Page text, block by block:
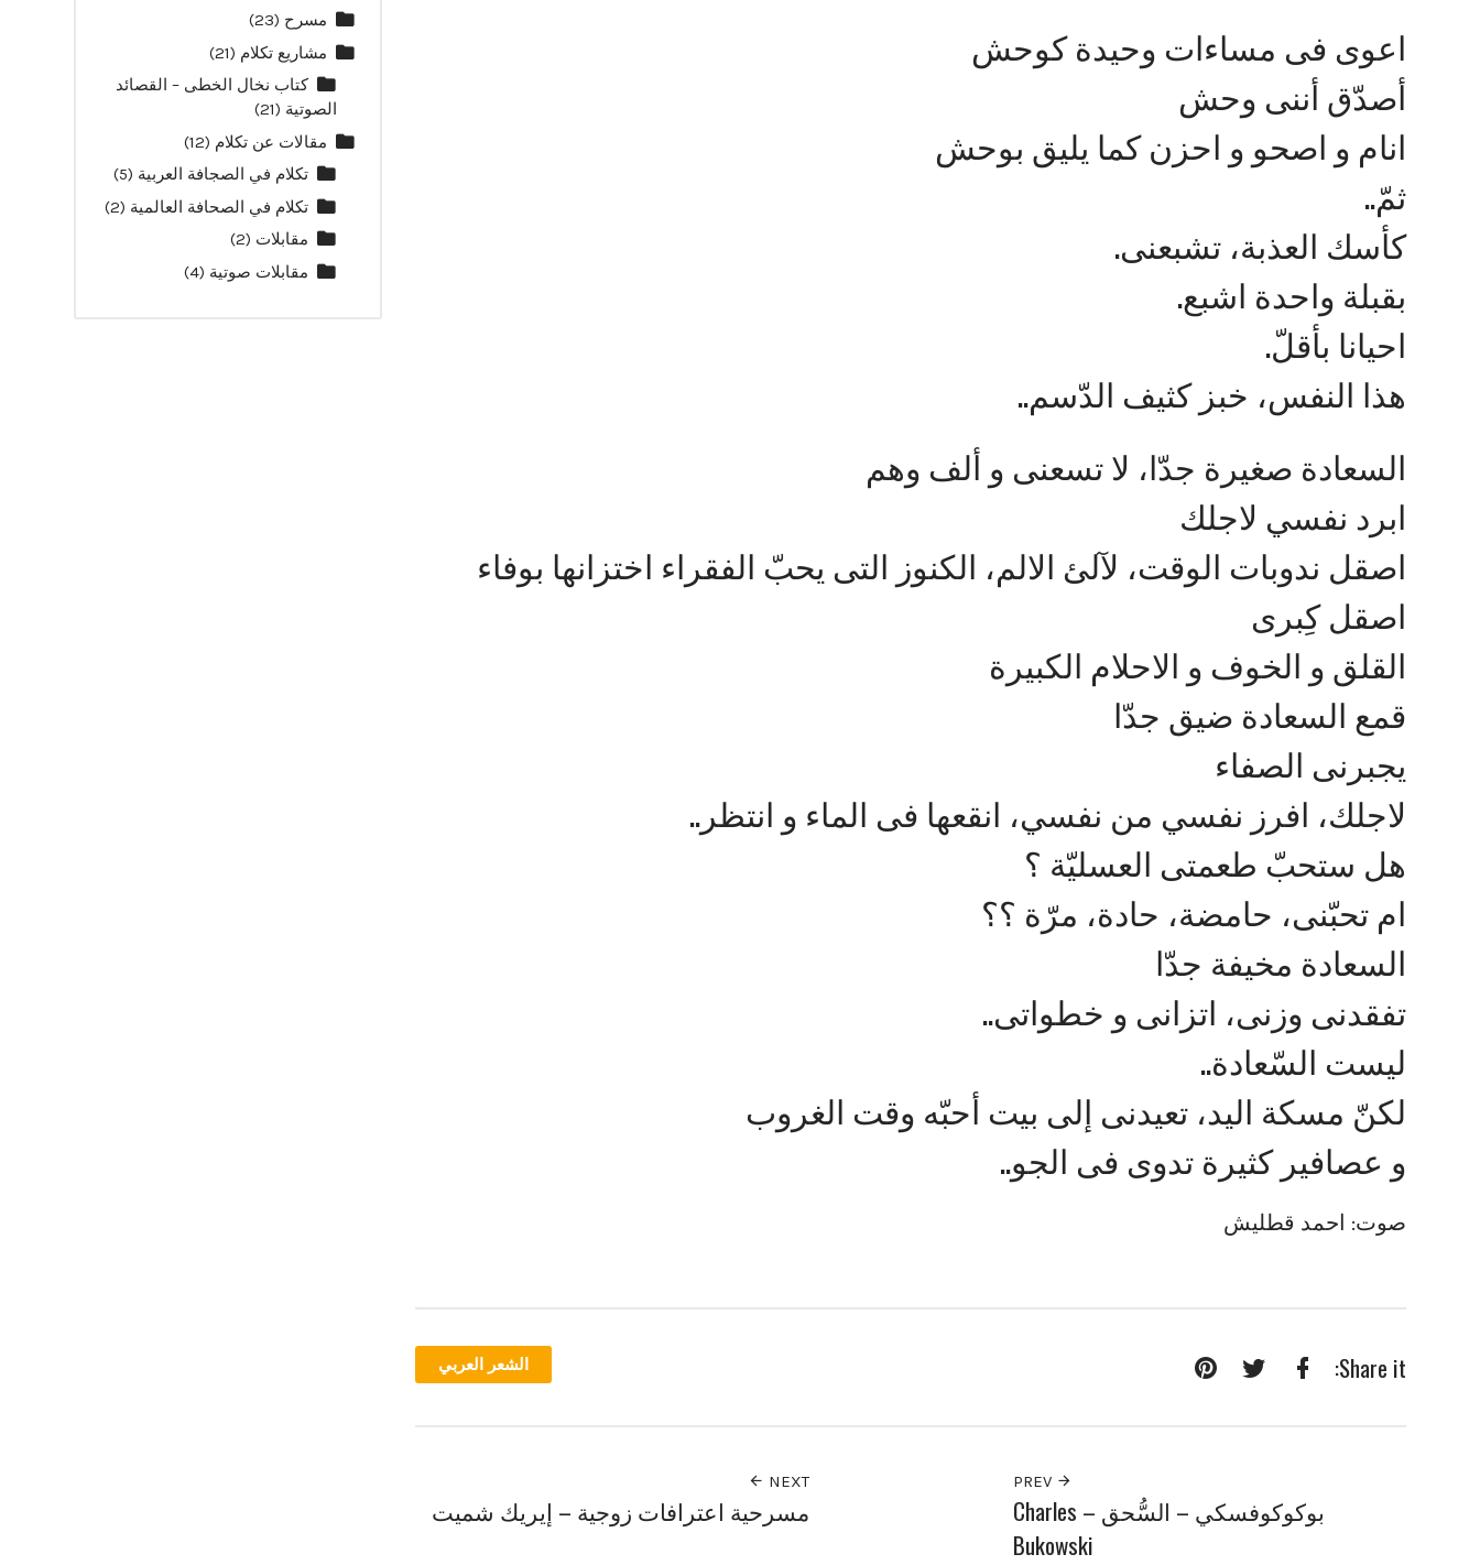
اعوى فى مساءات وحيدة كوحش
أصدّق أننى وحش
انام و اصحو و احزن كما يليق بوحش
ثمّ..
كأسك العذبة، تشبعنى.
بقبلة واحدة اشبع.
احيانا بأقلّ.
هذا النفس، خبز كثيف الدّسم..
السعادة صغيرة جدّا، لا تسعنى و ألف وهم
ابرد نفسي لاجلك
اصقل ندوبات الوقت، لآلئ الالم، الكنوز التى يحبّ الفقراء اختزانها بوفاء
اصقل كِبرى
القلق و الخوف و الاحلام الكبيرة
قمع السعادة ضيق جدّا
يجبرنى الصفاء
لاجلك، افرز نفسي من نفسي، انقعها فى الماء و انتظر..
هل ستحبّ طعمتى العسليّة ؟
ام تحبّنى، حامضة، حادة، مرّة ؟؟
السعادة مخيفة جدّا
تفقدنى وزنى، اتزانى و خطواتى..
ليست السّعادة..
لكنّ مسكة اليد، تعيدنى إلى بيت أحبّه وقت الغروب
و عصافير كثيرة تدوى فى الجو..
صوت: احمد قطليش
Share it: الشعر العربي
PREV
بوكوكوفسكي – السُّحق – Charles
Bukowski
NEXT
مسرحية اعترافات زوجية – إيريك شميت
مسرح (23)
مشاريع تكلام (21)
كتاب نخال الخطى – القصائد
الصوتية (21)
مقالات عن تكلام (12)
تكلام في الصجافة العربية (5)
تكلام في الصحافة العالمية (2)
مقابلات (2)
مقابلات صوتية (4)